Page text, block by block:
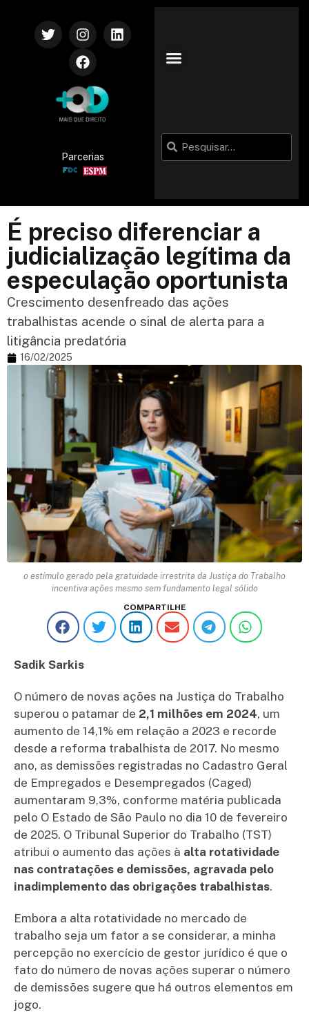
Parcerias
É preciso diferenciar a
judicialização legítima da
especulação oportunista
Crescimento desenfreado das ações
trabalhistas acende o sinal de alerta para a
litigância predatória
16/02/2025
o estímulo gerado pela gratuidade irrestrita da Justiça do Trabalho
incentiva ações mesmo sem fundamento legal sólido
COMPARTILHE
Sadik Sarkis
O número de novas ações na Justiça do Trabalho
superou o patamar de 2,1 milhões em 2024, um
aumento de 14,1% em relação a 2023 e recorde
desde a reforma trabalhista de 2017. No mesmo
ano, as demissões registradas no Cadastro Geral
de Empregados e Desempregados (Caged)
aumentaram 9,3%, conforme matéria publicada
pelo O Estado de São Paulo no dia 10 de fevereiro
de 2025. O Tribunal Superior do Trabalho (TST)
atribui o aumento das ações à alta rotatividade
nas contratações e demissões, agravada pelo
inadimplemento das obrigações trabalhistas.
Embora a alta rotatividade no mercado de
trabalho seja um fator a se considerar, a minha
percepção no exercício de gestor jurídico é que o
fato do número de novas ações superar o número
de demissões sugere que há outros elementos em
jogo.